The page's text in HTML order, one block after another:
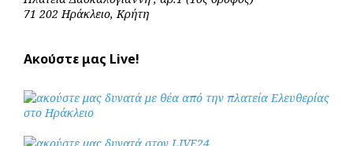
71 202 Ηράκλειο, Κρήτη
Ακούστε μας Live!